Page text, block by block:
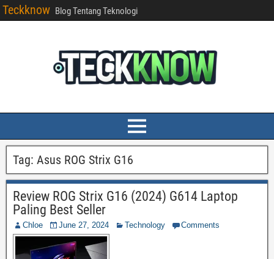
Teckknow Blog Tentang Teknologi
Tag: Asus ROG Strix G16
Review ROG Strix G16 (2024) G614 Laptop
Paling Best Seller
Chloe June 27, 2024 Technology Comments